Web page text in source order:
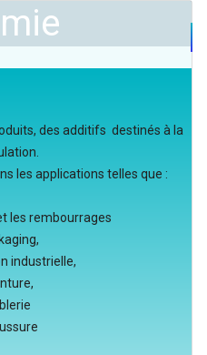
des additifs destinés à la
les applications telles que :
les rembourrages
industrielle,